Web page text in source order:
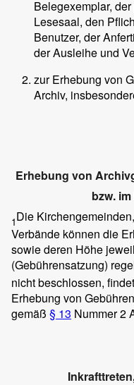
Belegexemplar,
Lesesaal, den
Benutzer, der
der Ausleihe und
zur Erhebung von
Archiv,
Erhebung von
bzw.
1Die
Verbände können die
sowie deren Höhe
(Gebührensatzung)
nicht beschlossen,
Erhebung von
gemäß § 13 Nummer 2